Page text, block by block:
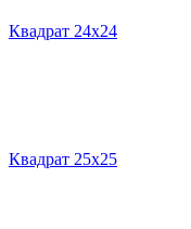
Квадрат 24х24
Квадрат 25х25